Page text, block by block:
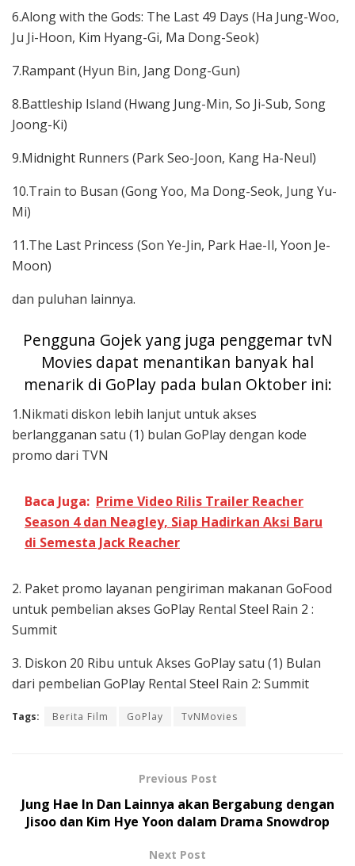
6.Along with the Gods: The Last 49 Days (Ha Jung-Woo,
Ju Ji-Hoon, Kim Hyang-Gi, Ma Dong-Seok)
7.Rampant (Hyun Bin, Jang Dong-Gun)
8.Battleship Island (Hwang Jung-Min, So Ji-Sub, Song
Joong-Ki)
9.Midnight Runners (Park Seo-Joon, Kang Ha-Neul)
10.Train to Busan (Gong Yoo, Ma Dong-Seok, Jung Yu-
Mi)
11.The Last Princess (Son Ye-Jin, Park Hae-Il, Yoon Je-
Moon)
dan puluhan lainnya.
Pengguna Gojek yang juga penggemar tvN
Movies dapat menantikan banyak hal
menarik di GoPlay pada bulan Oktober ini:
1.Nikmati diskon lebih lanjut untuk akses
berlangganan satu (1) bulan GoPlay dengan kode
promo dari TVN
Baca Juga: Prime Video Rilis Trailer Reacher
Season 4 dan Neagley, Siap Hadirkan Aksi Baru
di Semesta Jack Reacher
2. Paket promo layanan pengiriman makanan GoFood
untuk pembelian akses GoPlay Rental Steel Rain 2 :
Summit
3. Diskon 20 Ribu untuk Akses GoPlay satu (1) Bulan
dari pembelian GoPlay Rental Steel Rain 2: Summit
Tags: Berita Film GoPlay TvNMovies
Previous Post
Jung Hae In Dan Lainnya akan Bergabung dengan
Jisoo dan Kim Hye Yoon dalam Drama Snowdrop
Next Post